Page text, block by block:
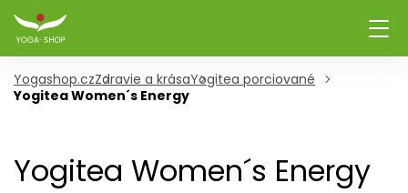
Yogashop.czZdravie a krásaYogitea porciované
Yogitea Women´s Energy
Yogitea Women´s Energy